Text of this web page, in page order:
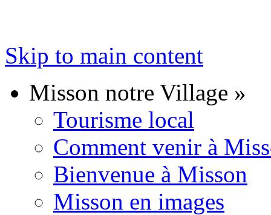
Skip to main content
Misson notre Village »
Tourisme local
Comment venir à
Bienvenue à Misson
Misson en images